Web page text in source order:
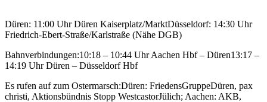
Düren: 11:00 Uhr Düren Kaiserplatz/MarktDüsseldorf: 14:30 Uhr
Friedrich-Ebert-Straße/Karlstraße (Nähe DGB)
Bahnverbindungen:10:18 – 10:44 Uhr Aachen Hbf – Düren13:17 –
14:19 Uhr Düren – Düsseldorf Hbf
Es rufen auf zum Ostermarsch:Düren: FriedensGruppeDüren, pax
christi, Aktionsbündnis Stopp WestcastorJülich; Aachen: AKB,